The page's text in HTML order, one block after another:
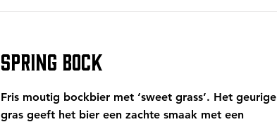
SPRING BOCK
Fris moutig bockbier met ‘sweet grass’. Het geurige
gras geeft het bier een zachte smaak met een